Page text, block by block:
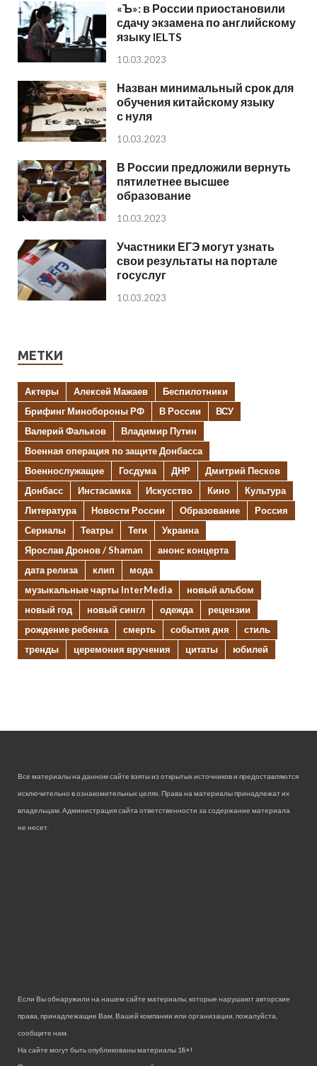
«Ъ»: в России приостановили
сдачу экзамена по английскому
языку IELTS
10.03.2023
Назван минимальный срок для
обучения китайскому языку
с нуля
10.03.2023
В России предложили вернуть
пятилетнее высшее
образование
10.03.2023
Участники ЕГЭ могут узнать
свои результаты на портале
госуслуг
10.03.2023
МЕТКИ
Актеры Алексей Мажаев
Беспилотники
Брифинг Минобороны РФ
В России
ВСУ
Валерий Фальков
Владимир Путин
Военная операция по защите Донбасса
Военнослужащие
Госдума ДНР
Дмитрий Песков
Донбасс
Инстасамка Искусство Кино
Культура
Литература
Новости России Образование
Россия
Сериалы
Театры Теги
Украина
Ярослав Дронов / Shaman
анонс концерта
дата релиза
клип
мода
музыкальные чарты InterMedia
новый альбом
новый год
новый сингл одежда
рецензии
рождение ребенка
смерть события дня
стиль
тренды
церемония вручения цитаты юбилей
Все материалы на данном сайте взяты из открытых источников и предоставляются
исключительно в ознакомительных целях. Права на материалы принадлежат их
владельцам. Администрация сайта ответственности за содержание материала
не несет.
Если Вы обнаружили на нашем сайте материалы, которые нарушают авторские
права, принадлежащие Вам, Вашей компании или организации, пожалуйста,
сообщите нам.
На сайте могут быть опубликованы материалы 18+!